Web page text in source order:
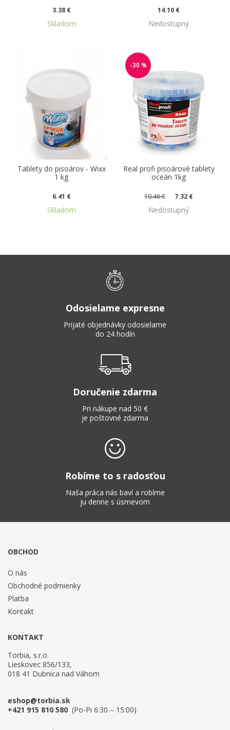
3.38 €
Skladom
14.10 €
Nedostupný
Tablety do pisoárov - Wixx
1 kg
6.41 €
Skladom
-30 %
Real profi pisoárové tablety
oceán 1kg
10.46 € 7.32 €
Nedostupný
Odosielame expresne
Prijaté objednávky odosielame
do 24 hodín
Doručenie zdarma
Pri nákupe nad 50 €
je poštovné zdarma
Robíme to s radosťou
Naša práca nás baví a robíme
ju denne s úsmevom
OBCHOD
O nás
Obchodné podmienky
Platba
Kontakt
KONTAKT
Torbia, s.r.o.
Lieskovec 856/133,
018 41 Dubnica nad Váhom
eshop@torbia.sk
+421 915 810 580 (Po-Pi 6:30 – 15:00)